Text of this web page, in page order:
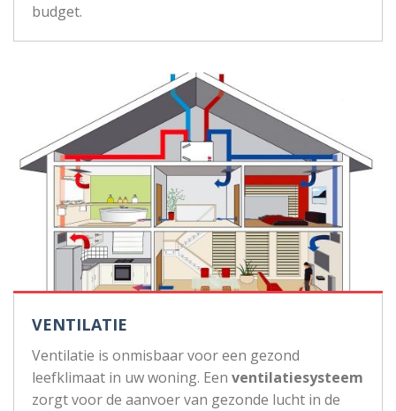
budget.
VENTILATIE
Ventilatie is onmisbaar voor een gezond
leefklimaat in uw woning. Een ventilatiesysteem
zorgt voor de aanvoer van gezonde lucht in de